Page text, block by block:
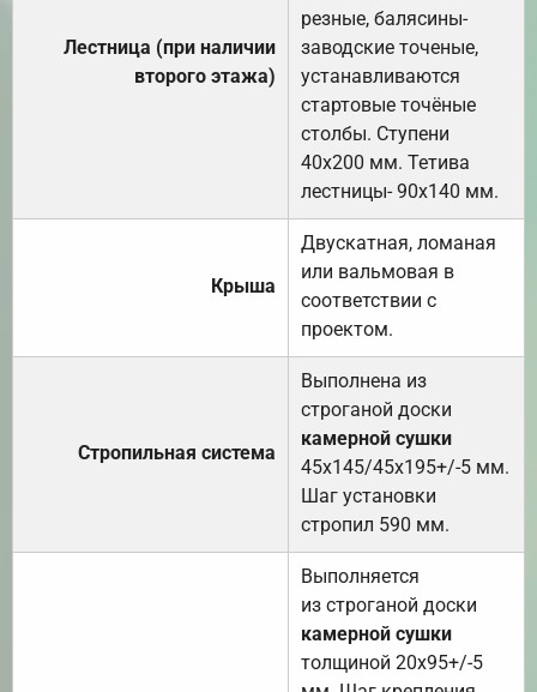
Лестница (при наличии
второго этажа)
резные, балясины-
заводские точеные,
устанавливаются
стартовые точёные
столбы. Ступени
40х200 мм. Тетива
лестницы- 90х140 мм.
Крыша
Двускатная, ломаная
или вальмовая в
соответствии с
проектом.
Стропильная система
Выполнена из
строганой доски
камерной сушки
45х145/45х195+/-5 мм.
Шаг установки
стропил 590 мм.
Выполняется
из строганой доски
камерной сушки
толщиной 20х95+/-5